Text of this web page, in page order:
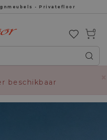
- Privatefloor
0
beschikbaar